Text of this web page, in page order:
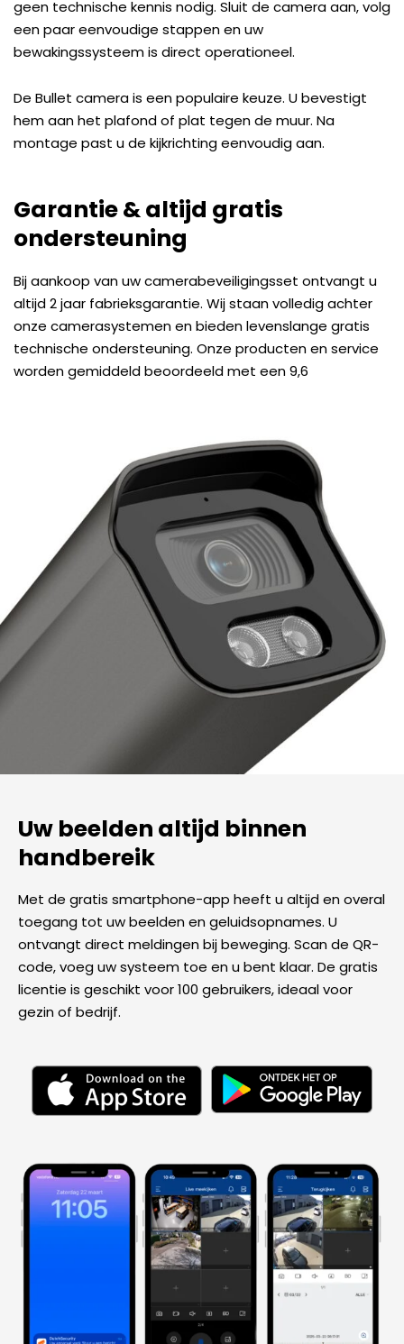
geen technische kennis nodig. Sluit de camera aan, volg
een paar eenvoudige stappen en uw
bewakingssysteem is direct operationeel.
De Bullet camera is een populaire keuze. U bevestigt
hem aan het plafond of plat tegen de muur. Na
montage past u de kijkrichting eenvoudig aan.
Garantie & altijd gratis
ondersteuning
Bij aankoop van uw camerabeveiligingsset ontvangt u
altijd 2 jaar fabrieksgarantie. Wij staan volledig achter
onze camerasystemen en bieden levenslange gratis
technische ondersteuning. Onze producten en service
worden gemiddeld beoordeeld met een 9,6
Uw beelden altijd binnen
handbereik
Met de gratis smartphone-app heeft u altijd en overal
toegang tot uw beelden en geluidsopnames. U
ontvangt direct meldingen bij beweging. Scan de QR-
code, voeg uw systeem toe en u bent klaar. De gratis
licentie is geschikt voor 100 gebruikers, ideaal voor
gezin of bedrijf.